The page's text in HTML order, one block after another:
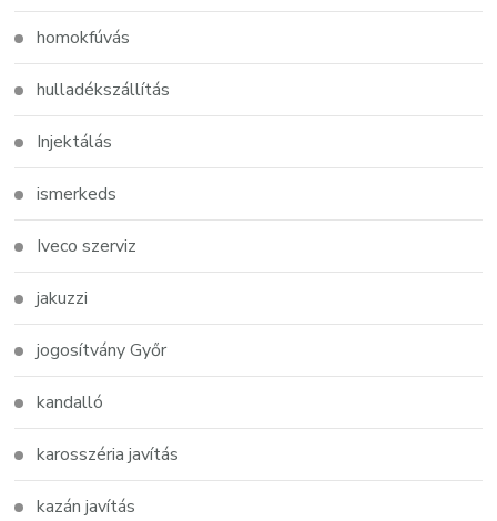
homokfúvás
hulladékszállítás
Injektálás
ismerkeds
Iveco szerviz
jakuzzi
jogosítvány Győr
kandalló
karosszéria javítás
kazán javítás